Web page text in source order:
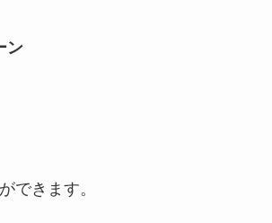
ン
できます。